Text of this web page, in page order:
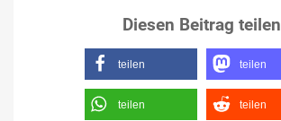
Diesen Beitrag teilen
teilen teilen
teilen teilen